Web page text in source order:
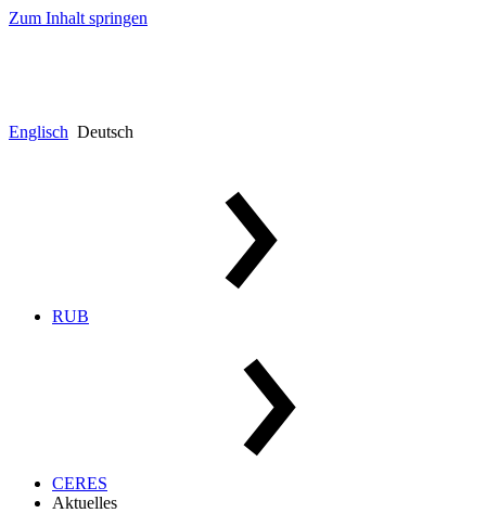
Zum Inhalt springen
Englisch Deutsch
RUB
CERES
Aktuelles